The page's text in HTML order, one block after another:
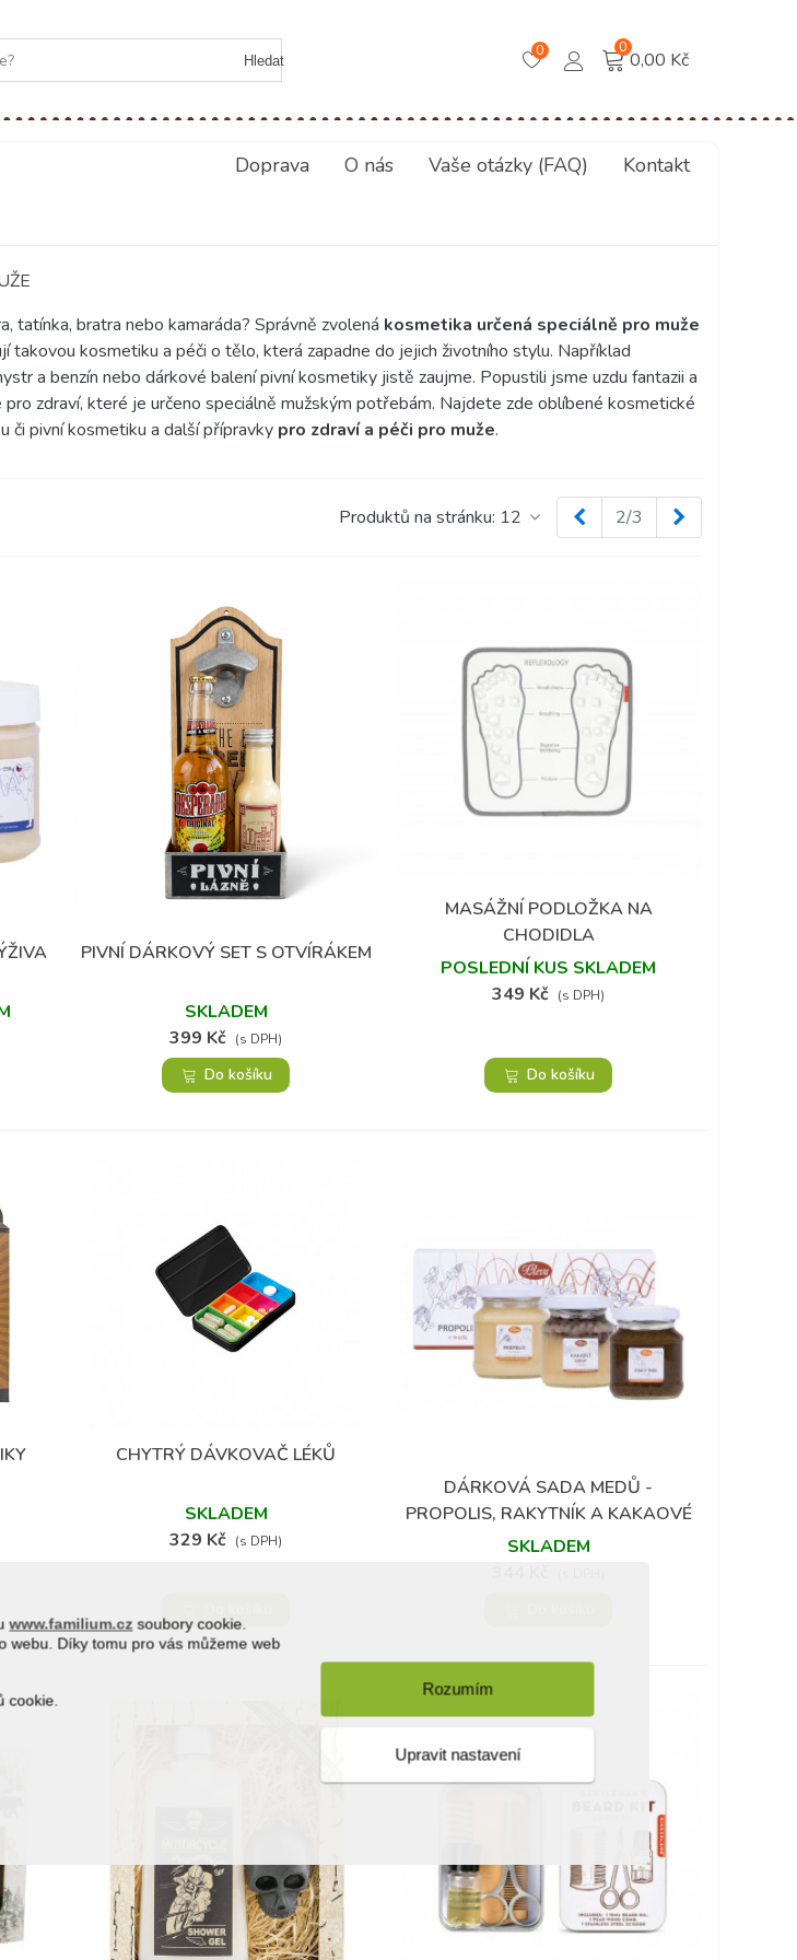
www.familium.czsoubory cookie.
webu. Díky tomu pro vás můžeme web
cookie.
Rozumím
Upravit nastavení
Hledat
0 0
0,00 Kč
Doprava O nás Vaše otázky (FAQ) Kontakt
tatínka, bratra nebo kamaráda? Správně zvolená kosmetika určená speciálně pro muže
takovou kosmetiku a péči o tělo, která zapadne do jejich životního stylu. Například
a benzín nebo dárkové balení pivní kosmetiky jistě zaujme. Popustili jsme uzdu fantazii a
zdraví, které je určeno speciálně mužským potřebám. Najdete zde oblíbené kosmetické
či pivní kosmetiku a další přípravky pro zdraví a péči pro muže.
Produktů na stránku: 12 Předchozí
2/3
Přidat do oblíbených
PIVNÍ DÁRKOVÝ SET S OTVÍRÁKEM
SKLADEM
399 Kč (s DPH)
Do košíku
Přidat do oblíbených
MASÁŽNÍ PODLOŽKA NA
CHODIDLA
POSLEDNÍ KUS SKLADEM
349 Kč (s DPH)
Do košíku
Přidat do oblíbených
CHYTRÝ DÁVKOVAČ LÉKŮ
SKLADEM
329 Kč (s DPH)
Přidat do oblíbených
DÁRKOVÁ SADA MEDŮ -
PROPOLIS, RAKYTNÍK A KAKAOVÉ
BOBY
SKLADEM